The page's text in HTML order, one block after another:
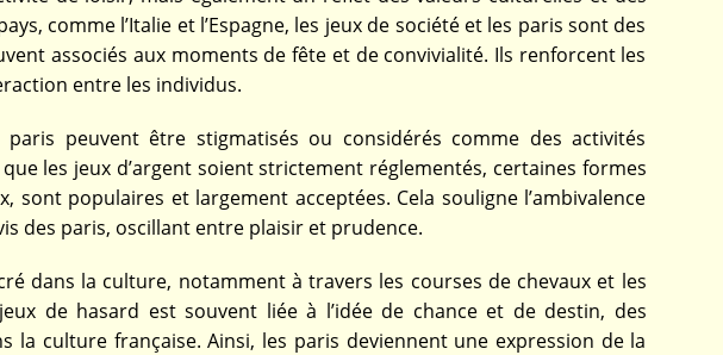
comme l’Italie et l’Espagne, les jeux de société et les paris sont des
associés aux moments de fête et de convivialité. Ils renforcent les
entre les individus.
paris peuvent être stigmatisés ou considérés comme des activités
les jeux d’argent soient strictement réglementés, certaines formes
sont populaires et largement acceptées. Cela souligne l’ambivalence
des paris, oscillant entre plaisir et prudence.
dans la culture, notamment à travers les courses de chevaux et les
de hasard est souvent liée à l’idée de chance et de destin, des
la culture française. Ainsi, les paris deviennent une expression de la